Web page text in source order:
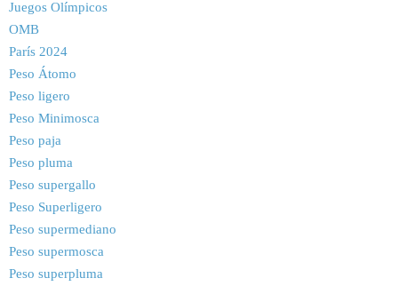
Juegos Olímpicos
OMB
París 2024
Peso Átomo
Peso ligero
Peso Minimosca
Peso paja
Peso pluma
Peso supergallo
Peso Superligero
Peso supermediano
Peso supermosca
Peso superpluma